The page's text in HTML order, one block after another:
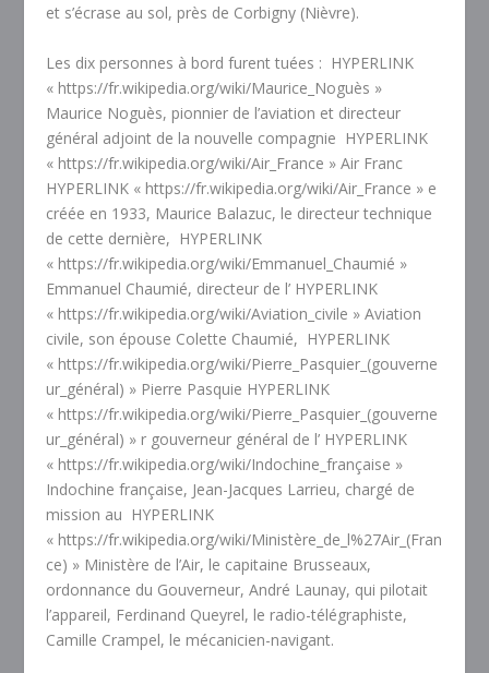
et s’écrase au sol, près de Corbigny (Nièvre).
Les dix personnes à bord furent tuées : HYPERLINK
« https://fr.wikipedia.org/wiki/Maurice_Noguès »
Maurice Noguès, pionnier de l’aviation et directeur
général adjoint de la nouvelle compagnie HYPERLINK
« https://fr.wikipedia.org/wiki/Air_France » Air Franc
HYPERLINK « https://fr.wikipedia.org/wiki/Air_France » e
créée en 1933, Maurice Balazuc, le directeur technique
de cette dernière, HYPERLINK
« https://fr.wikipedia.org/wiki/Emmanuel_Chaumié »
Emmanuel Chaumié, directeur de l’ HYPERLINK
« https://fr.wikipedia.org/wiki/Aviation_civile » Aviation
civile, son épouse Colette Chaumié, HYPERLINK
« https://fr.wikipedia.org/wiki/Pierre_Pasquier_(gouverne
ur_général) » Pierre Pasquie HYPERLINK
« https://fr.wikipedia.org/wiki/Pierre_Pasquier_(gouverne
ur_général) » r gouverneur général de l’ HYPERLINK
« https://fr.wikipedia.org/wiki/Indochine_française »
Indochine française, Jean-Jacques Larrieu, chargé de
mission au HYPERLINK
« https://fr.wikipedia.org/wiki/Ministère_de_l%27Air_(Fran
ce) » Ministère de l’Air, le capitaine Brusseaux,
ordonnance du Gouverneur, André Launay, qui pilotait
l’appareil, Ferdinand Queyrel, le radio-télégraphiste,
Camille Crampel, le mécanicien-navigant.